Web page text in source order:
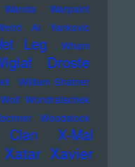
Wanda Warpaint
Al Yankovic
Leg
Wham
Droste
William Shatner
Wolf Wondratschek
Woodstock
Clan
X-Mal
Xatar Xavier